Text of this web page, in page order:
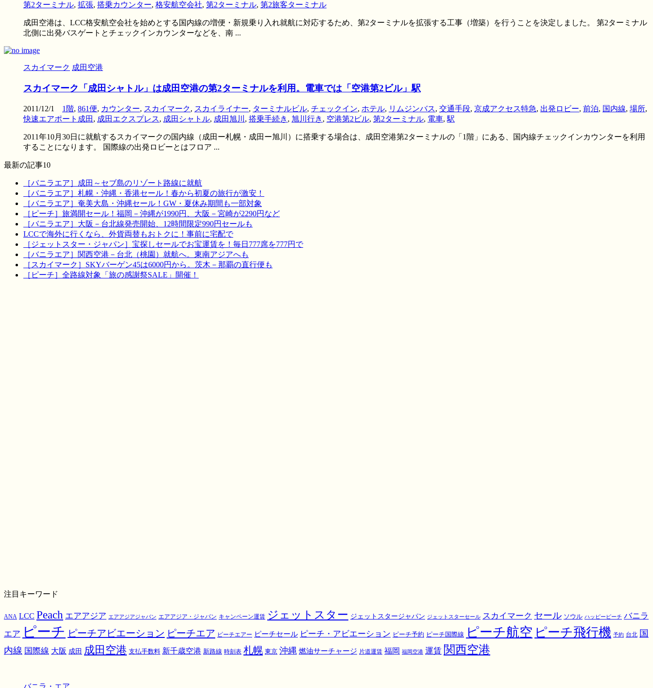
第2ターミナル, 拡張, 搭乗カウンター, 格安航空会社, 第2ターミナル, 第2旅客ターミナル
成田空港は、LCC格安航空会社を始めとする国内線の増便・新規乗り入れ就航に対応するため、第2ターミナルを拡張する工事（増築）を行うことを決定しました。 第2ターミナル
北側に出発バスゲートとチェックインカウンターなどを、南 ...
スカイマーク 成田空港
スカイマーク「成田シャトル」は成田空港の第2ターミナルを利用。電車では「空港第2ビル」駅
2011/12/1 1階, 861便, カウンター, スカイマーク, スカイライナー, ターミナルビル, チェックイン, ホテル, リムジンバス, 交通手段, 京成アクセス特急, 出発ロビー, 前泊, 国内線, 場所,
快速エアポート成田 , 成田エクスプレス, 成田シャトル, 成田旭川 , 搭乗手続き , 旭川行き , 空港第2ビル, 第2ターミナル, 電車, 駅
2011年10月30日に就航するスカイマークの国内線（成田ー札幌・成田ー旭川）に搭乗する場合は、成田空港第2ターミナルの「1階」にある、国内線チェックインカウンターを利用
することになります。 国際線の出発ロビーとはフロア ...
最新の記事10
［バニラエア］成田～セブ島のリゾート路線に就航
［バニラエア］札幌・沖縄・香港セール！春から初夏の旅行が激安！
［バニラエア］奄美大島・沖縄セール！GW・夏休み期間も一部対象
［ピーチ］旅満開セール！福岡－沖縄が1990円、大阪－宮崎が2290円など
［バニラエア］大阪－台北線発売開始、12時間限定990円セールも
LCCで海外に行くなら、外貨両替もおトクに！事前に宅配で
［ジェットスター・ジャパン］宝探しセールでお宝運賃を！毎日777席を777円で
［バニラエア］関西空港－台北（桃園）就航へ。東南アジアへも
［スカイマーク］SKYバーゲン45は6000円から。茨木－那覇の直行便も
［ピーチ］全路線対象「旅の感謝祭SALE」開催！
注目キーワード
ANA LCC Peach エアアジア エアアジアジャパン エアアジア・ジャパン キャンペーン運賃 ジェットスター ジェットスタージャパン ジェットスターセール スカイマーク セール ソウル ハッピーピーチ バニラ
エア ピーチ ピーチアビエーション ピーチエア ピーチエアー ピーチセール ピーチ・アビエーション ピーチ予約 ピーチ国際線 ピーチ航空 ピーチ飛行機 予約 台北 国
内線 国際線 大阪 成田 成田空港 支払手数料 新千歳空港 新路線 時刻表 札幌 東京 沖縄 燃油サーチャージ 片道運賃 福岡 福岡空港 運賃 関西空港
バニラ・エア